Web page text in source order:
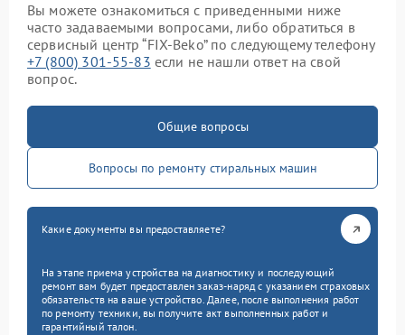
Вы можете ознакомиться с приведенными ниже
часто задаваемыми вопросами, либо обратиться в
сервисный центр “FIX-Beko” по следующему телефону
+7 (800) 301-55-83 если не нашли ответ на свой
вопрос.
Общие вопросы
Вопросы по ремонту стиральных машин
Какие документы вы предоставляете?
На этапе приема устройства на диагностику и последующий
ремонт вам будет предоставлен заказ-наряд с указанием страховых
обязательств на ваше устройство. Далее, после выполнения работ
по ремонту техники, вы получите акт выполненных работ и
гарантийный талон.